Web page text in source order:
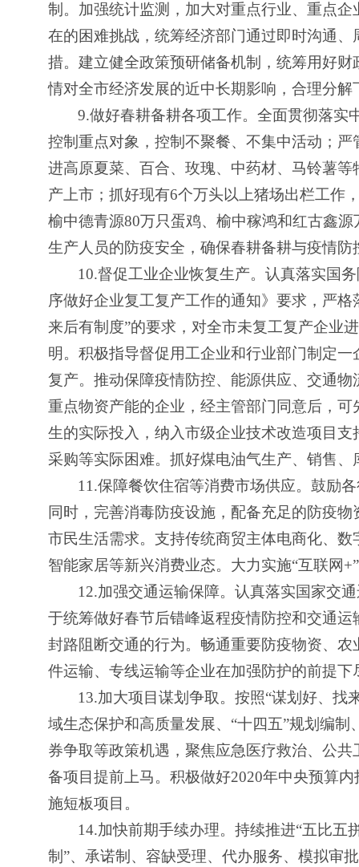
制。加强统计监测，加大对重点行业、重点
在的困难挑战，统筹经济部门通过即时沟通
措。建立健全政策预研储备机制，统筹用好
情对全市经济发展的近中长期影响，合理分
9.做好春耕备耕各项工作。全面贯彻落实
控制重点对象，控制不聚餐、不集中活动；
进高原夏菜、百合、玫瑰、中药材、马铃薯
产上市；抓好现有6个万头以上猪场出栏工作
榆中德青源80万只蛋鸡、榆中稼鸿和红古鑫
生产人员的防疫安全，确保春耕备耕与疫情防
10.督促工业企业恢复生产。认真落实国
序做好企业复工复产工作的通知》要求，严
来后有制度”的要求，对全市未复工复产企业
明。积极指导督促用工企业和行业部门制定
复产。推动保障疫情防控、能源供应、交通
重点物资产能的企业，经主管部门同意后，
生的实际投入，纳入市级企业技术改造项目
采购等实际困难。抓好煤电油气生产、销售
11.保障餐饮住宿等消费市场供应。鼓励
同时，完善消毒防疫设施，配备充足的防疫
市民生活需求。支持传统商贸主体电商化、
智能家居等新兴消费业态。大力实施“互联网
12.加强交通运输保障。认真落实国家交
于统筹做好春节后错峰返程疫情防控和交通
封路阻断交通的行为。畅通重要防疫物资、
件运输、专线运输等企业在加强防护的前提下
13.加大项目谋划争取。按照“谋划好、找
域生态保护和高质量发展、“十四五”规划编
券争取等政策机遇，聚焦应急医疗救治、公
备项目提前上马。积极做好2020年中央预算
施短板项目。
14.加快前期手续办理。持续推进“五比五
制”、承诺制、容缺受理、代办服务、模拟审